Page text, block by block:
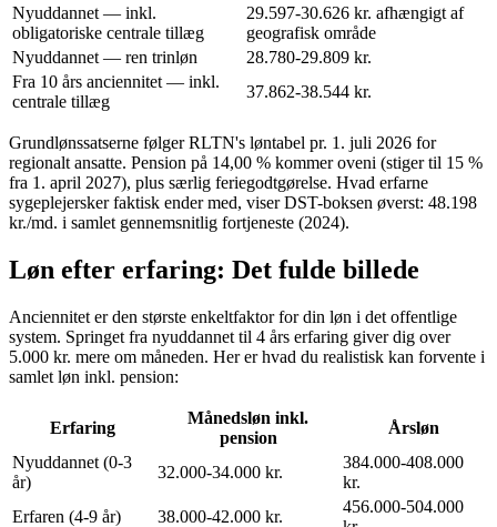
Nyuddannet — inkl.
obligatoriske centrale tillæg
29.597-30.626 kr. afhængigt af
geografisk område
Nyuddannet — ren trinløn
28.780-29.809 kr.
Fra 10 års anciennitet — inkl.
centrale tillæg
37.862-38.544 kr.
Grundlønssatserne følger RLTN's løntabel pr. 1. juli 2026 for
regionalt ansatte. Pension på 14,00 % kommer oveni (stiger til 15 %
fra 1. april 2027), plus særlig feriegodtgørelse. Hvad erfarne
sygeplejersker faktisk ender med, viser DST-boksen øverst: 48.198
kr./md. i samlet gennemsnitlig fortjeneste (2024).
Løn efter erfaring: Det fulde billede
Anciennitet er den største enkeltfaktor for din løn i det offentlige
system. Springet fra nyuddannet til 4 års erfaring giver dig over
5.000 kr. mere om måneden. Her er hvad du realistisk kan forvente i
samlet løn inkl. pension:
Erfaring
Månedsløn inkl.
pension
Årsløn
Nyuddannet (0-3
år)
32.000-34.000 kr.
384.000-408.000
kr.
Erfaren (4-9 år)
38.000-42.000 kr.
456.000-504.000